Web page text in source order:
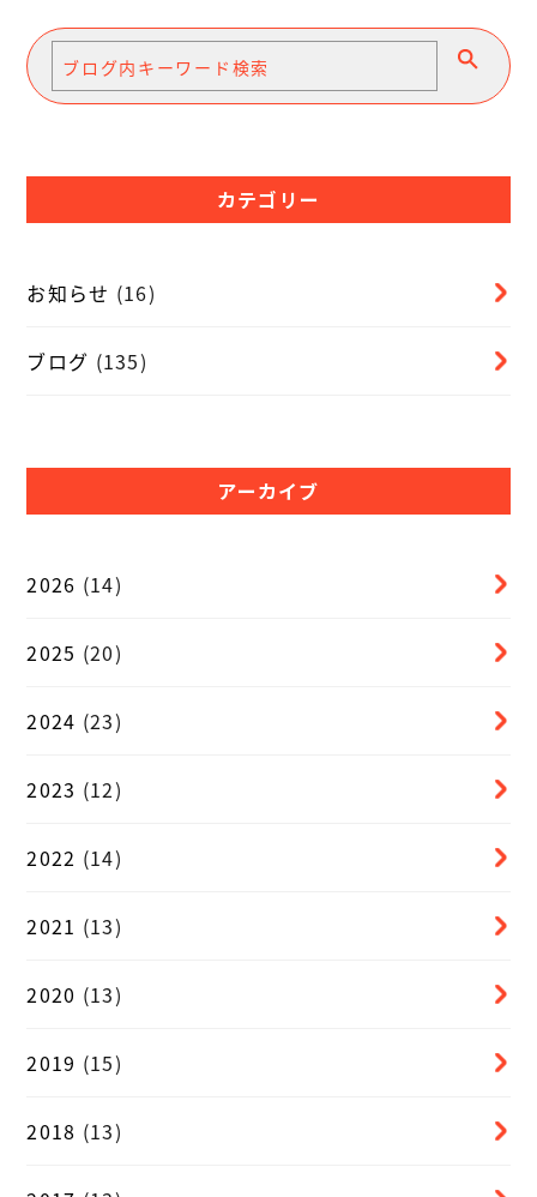
カテゴリー
お知らせ (16)
ブログ (135)
アーカイブ
2026 (14)
2025 (20)
2024 (23)
2023 (12)
2022 (14)
2021 (13)
2020 (13)
2019 (15)
2018 (13)